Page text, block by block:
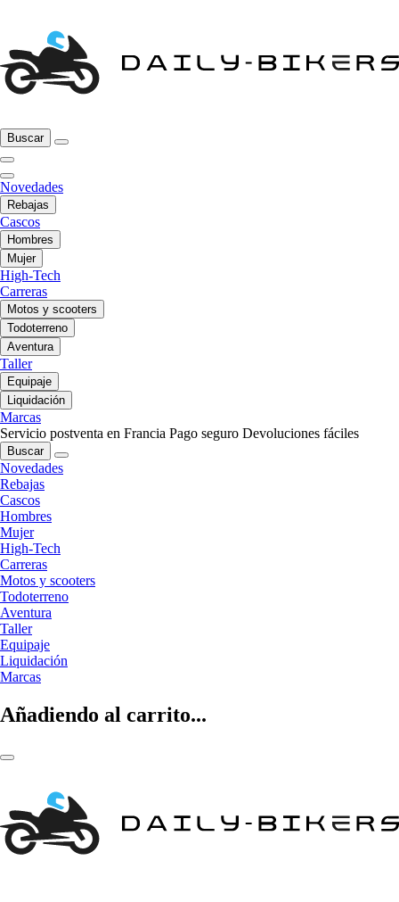
Buscar
Novedades
Rebajas
Cascos
Hombres
Mujer
High-Tech
Carreras
Motos y scooters
Todoterreno
Aventura
Taller
Equipaje
Liquidación
Marcas
Servicio postventa en Francia Pago seguro Devoluciones fáciles
Buscar
Novedades
Rebajas
Cascos
Hombres
Mujer
High-Tech
Carreras
Motos y scooters
Todoterreno
Aventura
Taller
Equipaje
Liquidación
Marcas
Añadiendo al carrito...